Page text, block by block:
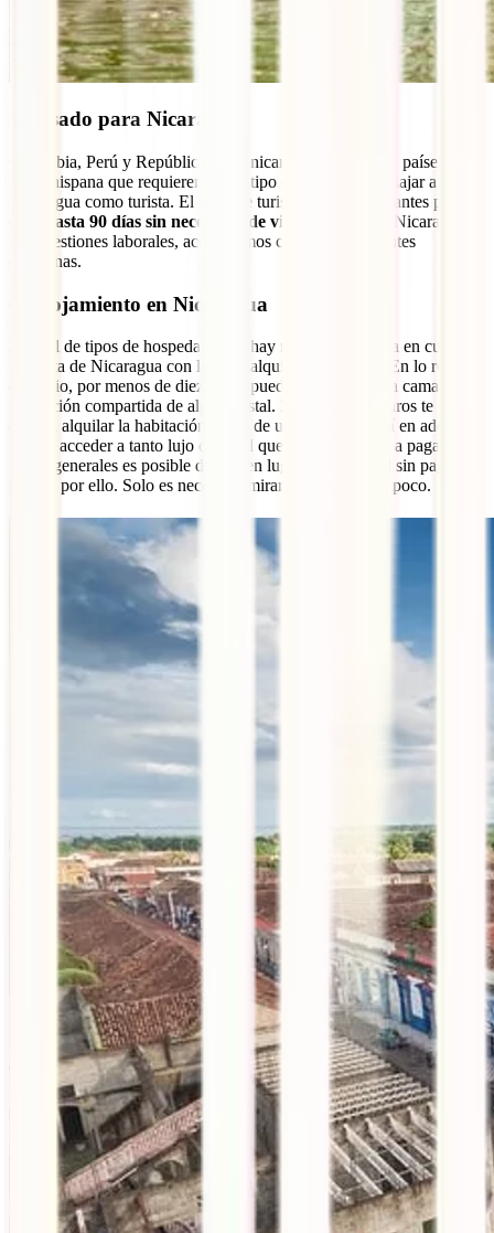
5. Visado para Nicaragua
Colombia, Perú y República Dominicana son los únicos países de
habla hispana que requieren algún tipo de visado para viajar a
Nicaragua como turista. El resto de turistas hispanohablantes podrán
hasta 90 días sin necesidad de visa
. Si tu viaje a Nicaragua es
por cuestiones laborales, aconsejamos consultar las fuentes
oportunas.
6. Alojamiento en Nicaragua
A nivel de tipos de hospedajes, no hay mucha diferencia en cuanto a
la oferta de Nicaragua con la de cualquier país vecino. En lo relativo
el precio, por menos de diez euros puedes encontrar una cama en la
habitación compartida de algún hostal. Entre 20 y 40 euros te
costará alquilar la habitación doble de un hotel, y de ahí en adelante
podrás acceder a tanto lujo como el que estés dispuesto a pagar. En
líneas generales es posible dormir en lugares de calidad sin pagar
mucho por ello. Solo es necesario mirar y comparar un poco.